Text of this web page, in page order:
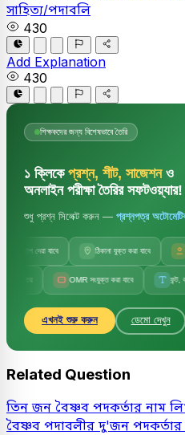
সাহিত্য/পদাবলি
430
Add Explanation
430
শিক্ষকদের জন্য বিশেষভাবে তৈরি
১ ক্লিকে প্রশ্ন, শীট, সাজেশনও
অনলাইন পরীক্ষা তৈরির সফটওয়্যার!
শুধু প্রশ্ন সিলেক্ট করুন — প্রশ্নপত্র
দেয়া যাবে ঠিকানা যুক্ত করা যাবে
OMR সংযুক্ত করা যাবে ফন্ট, কলাম,
এখনই শুরু করুন ডেমো দেখুন
Related Question
তিন জন বৈষ্ণব পদকর্তার নাম
বৈষ্ণব পদাবলীর দু'জন পদকর্তার